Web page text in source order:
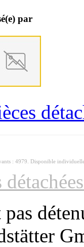
par
: 4979. Disponible
pas